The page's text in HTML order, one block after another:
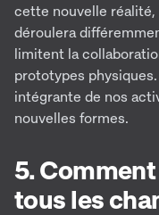
cette nouvelle
déroulera
limitent la
prototypes
intégrante de nos
nouvelles formes.
5.
tous les